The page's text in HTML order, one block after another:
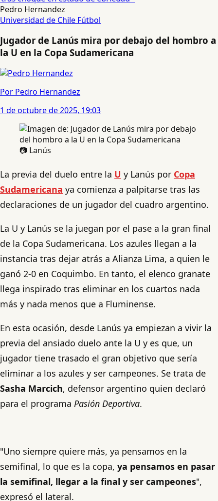
Pedro Hernandez
Universidad de Chile Fútbol
Jugador de Lanús mira por debajo del hombro a
la U en la Copa Sudamericana
Por Pedro Hernandez
1 de octubre de 2025, 19:03
📷 Lanús
La previa del duelo entre la U y Lanús por Copa
Sudamericana ya comienza a palpitarse tras las
declaraciones de un jugador del cuadro argentino.
La U y Lanús se la juegan por el pase a la gran final
de la Copa Sudamericana. Los azules llegan a la
instancia tras dejar atrás a Alianza Lima, a quien le
ganó 2-0 en Coquimbo. En tanto, el elenco granate
llega inspirado tras eliminar en los cuartos nada
más y nada menos que a Fluminense.
En esta ocasión, desde Lanús ya empiezan a vivir la
previa del ansiado duelo ante la U y es que, un
jugador tiene trasado el gran objetivo que sería
eliminar a los azules y ser campeones. Se trata de
Sasha Marcich, defensor argentino quien declaró
para el programa Pasión Deportiva.
"Uno siempre quiere más, ya pensamos en la
semifinal, lo que es la copa, ya pensamos en pasar
la semifinal, llegar a la final y ser campeones",
expresó el lateral.